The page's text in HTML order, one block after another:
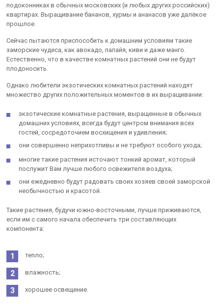
подоконниках в обычных московских (и любых других российских)
квартирах. Выращивание бананов, хурмы и ананасов уже далёкое
прошлое.
Сейчас пытаются приспособить к домашним условиям такие
заморские чудеса, как авокадо, папайя, киви и даже манго.
Естественно, что в качестве комнатных растений они не будут
плодоносить.
Однако любители экзотических комнатных растений находят
множество других положительных моментов в их выращивании:
экзотические комнатные растения, выращенные в обычных
домашних условиях, всегда будут центром внимания всех
гостей, сосредоточием восхищения и удивления;
они совершенно неприхотливы и не требуют особого ухода;
многие такие растения источают тонкий аромат, который
послужит Вам лучше любого освежителя воздуха;
они ежедневно будут радовать своих хозяев своей заморской
необычностью и красотой.
Такие растения, будучи южно-восточными, лучше приживаются,
если им с самого начала обеспечить три составляющих
компонента:
тепло;
влажность;
хорошее освещение.